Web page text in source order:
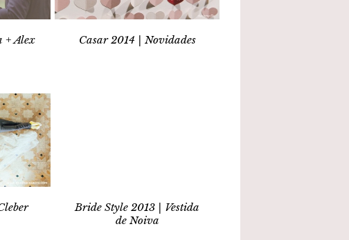
+ Alex Casar 2014 | Novidades
Bride Style 2013 | Vestida
de Noiva